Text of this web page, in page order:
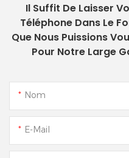
Il Suffit De Laisser
Téléphone Dans Le
Que Nous Puissions
Pour Notre Large
Nom
E-Mail